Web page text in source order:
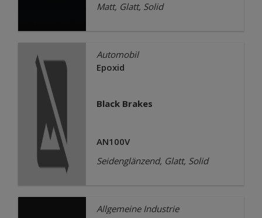
Matt, Glatt, Solid
Automobil
Epoxid
Black Brakes
AN100V
Seidenglänzend, Glatt, Solid
Allgemeine Industrie